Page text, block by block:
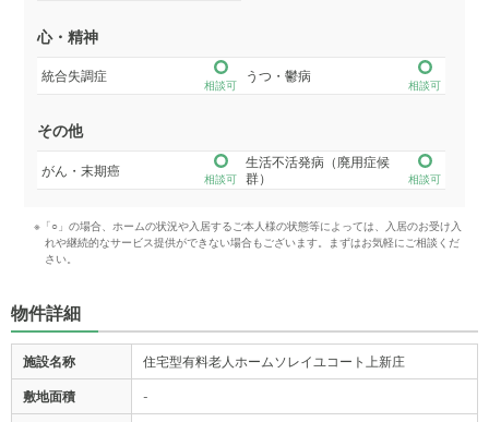
心・精神
統合失調症
相談可
うつ・鬱病
相談可
その他
がん・末期癌
相談可
生活不活発病（廃用症候
群）
相談可
※「○」の場合、ホームの状況や入居するご本人様の状態等によっては、入居のお受け入
れや継続的なサービス提供ができない場合もございます。まずはお気軽にご相談くだ
さい。
物件詳細
施設名称 住宅型有料老人ホームソレイユコート上新庄
敷地面積 -